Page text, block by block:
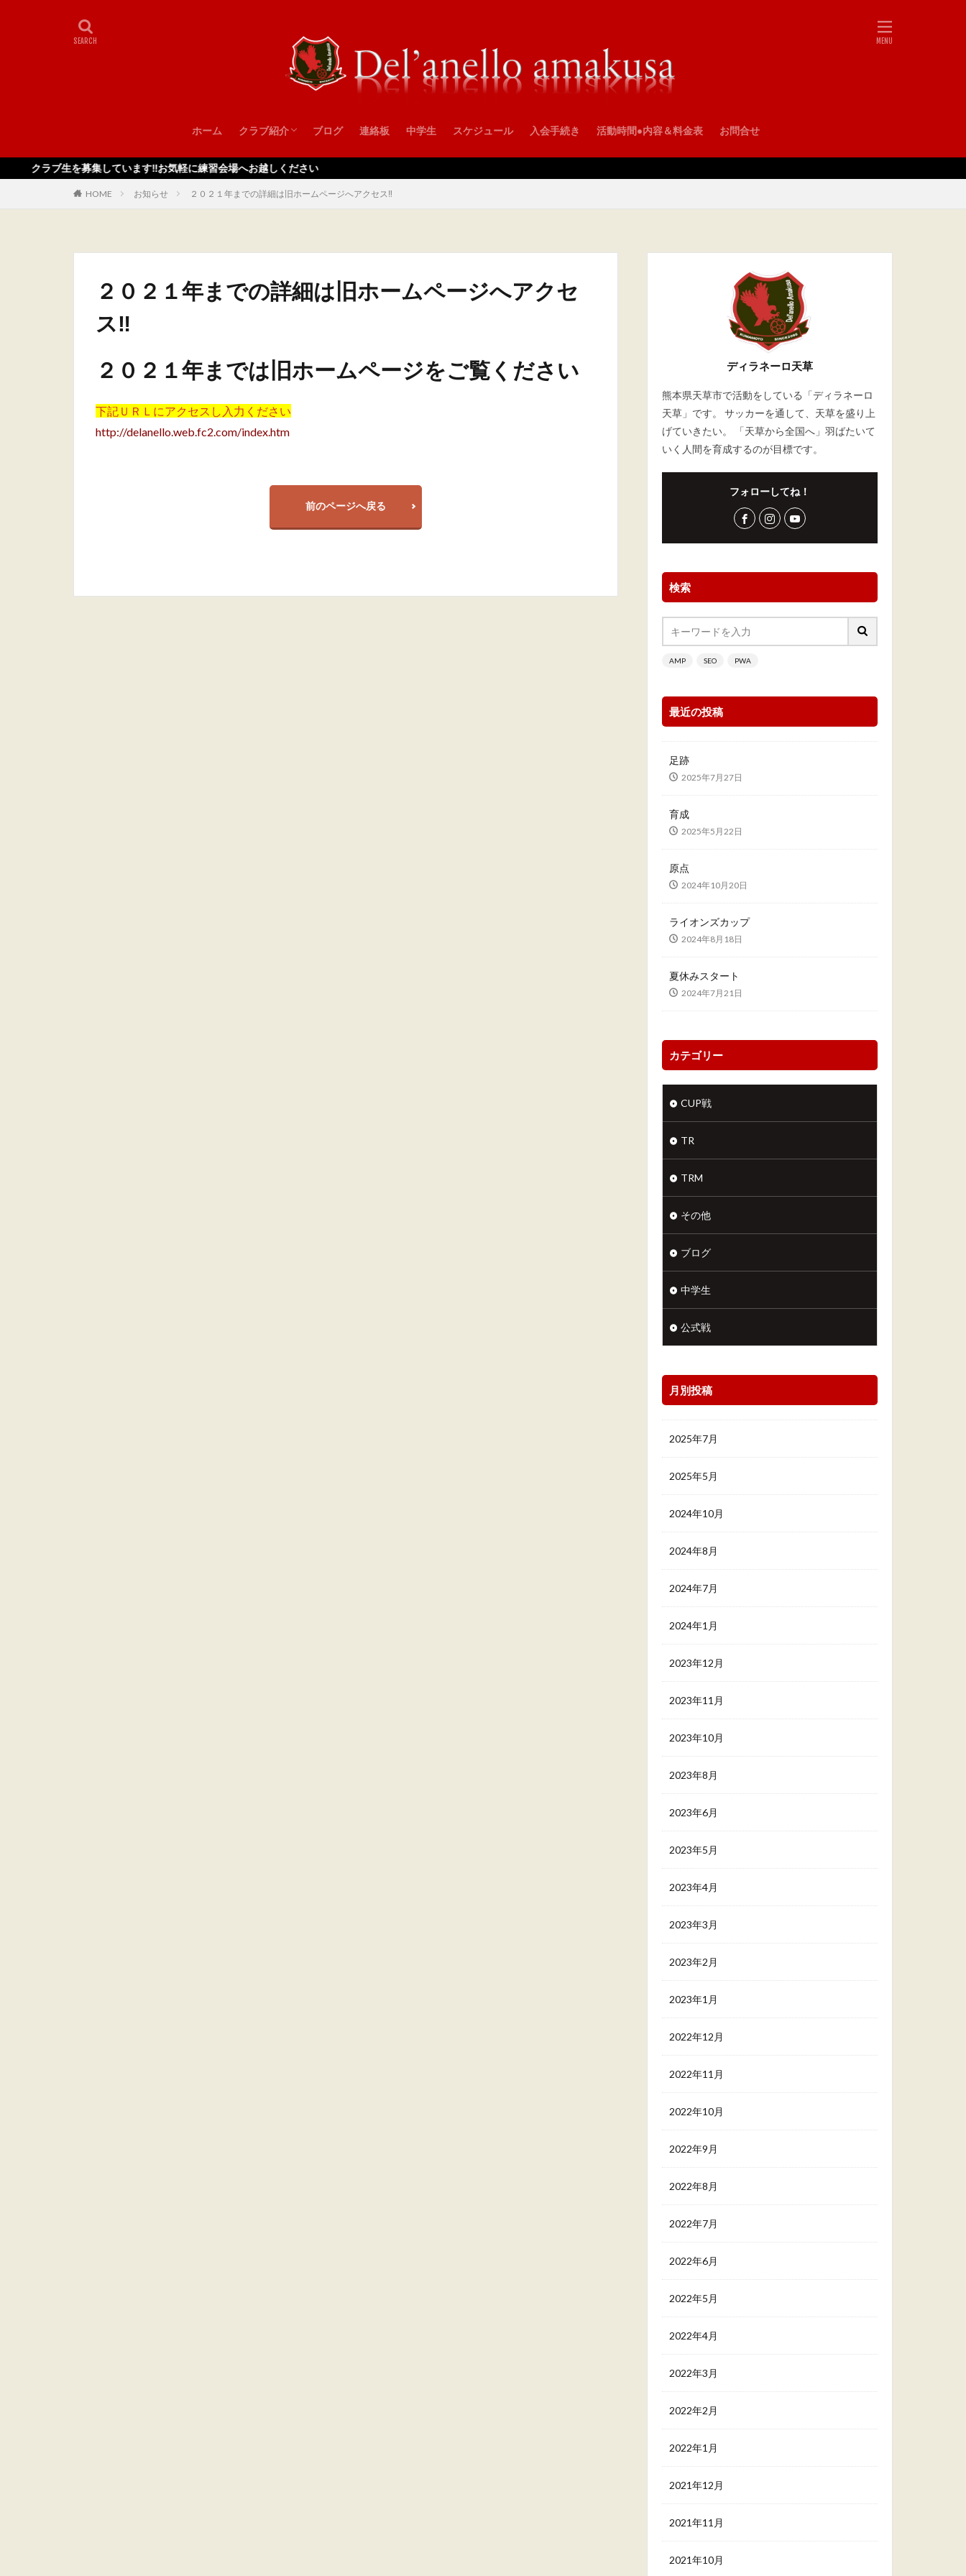
ホーム クラブ紹介
スタッフ
ブログ 連絡板 中学生 スケジュール 入会手続き 活動時間•内容＆料金表 お問合せ
生を募集しています‼️お気軽に練習会場へお越しください
HOME お知らせ ２０２１年までの詳細は旧ホームページへアクセス‼️
２０２１年までの詳細は旧ホームページへアクセ
ス‼️
２０２１年までは旧ホームページをご覧ください
下記ＵＲＬにアクセスし入力ください
http://delanello.web.fc2.com/index.htm
前のページへ戻る
ディラネーロ天草
熊本県天草市で活動をしている「ディラネーロ
天草」です。 サッカーを通して、天草を盛り上
げていきたい。 「天草から全国へ」羽ばたいて
いく人間を育成するのが目標です。
フォローしてね！
検索
AMP SEO PWA
最近の投稿
足跡
2025年7月27日
育成
2025年5月22日
原点
2024年10月20日
ライオンズカップ
2024年8月18日
夏休みスタート
2024年7月21日
カテゴリー
CUP戦
TR
TRM
その他
ブログ
中学生
公式戦
月別投稿
2025年7月
2025年5月
2024年10月
2024年8月
2024年7月
2024年1月
2023年12月
2023年11月
2023年10月
2023年8月
2023年6月
2023年5月
2023年4月
2023年3月
2023年2月
2023年1月
2022年12月
2022年11月
2022年10月
2022年9月
2022年8月
2022年7月
2022年6月
2022年5月
2022年4月
2022年3月
2022年2月
2022年1月
2021年12月
2021年11月
2021年10月